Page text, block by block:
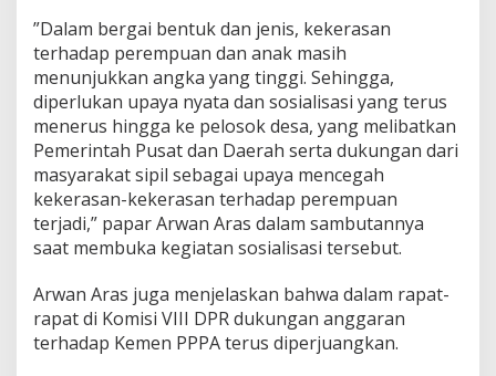
g
k
P
e
r
k
a
w
i
n
a
A
n
a
k
”Dalam bergai bentuk dan jenis, kekerasan
terhadap perempuan dan anak masih
menunjukkan angka yang tinggi. Sehingga,
diperlukan upaya nyata dan sosialisasi yang terus
menerus hingga ke pelosok desa, yang melibatkan
Pemerintah Pusat dan Daerah serta dukungan dari
masyarakat sipil sebagai upaya mencegah
kekerasan-kekerasan terhadap perempuan
terjadi,” papar Arwan Aras dalam sambutannya
saat membuka kegiatan sosialisasi tersebut.
Arwan Aras juga menjelaskan bahwa dalam rapat-
rapat di Komisi VIII DPR dukungan anggaran
terhadap Kemen PPPA terus diperjuangkan.